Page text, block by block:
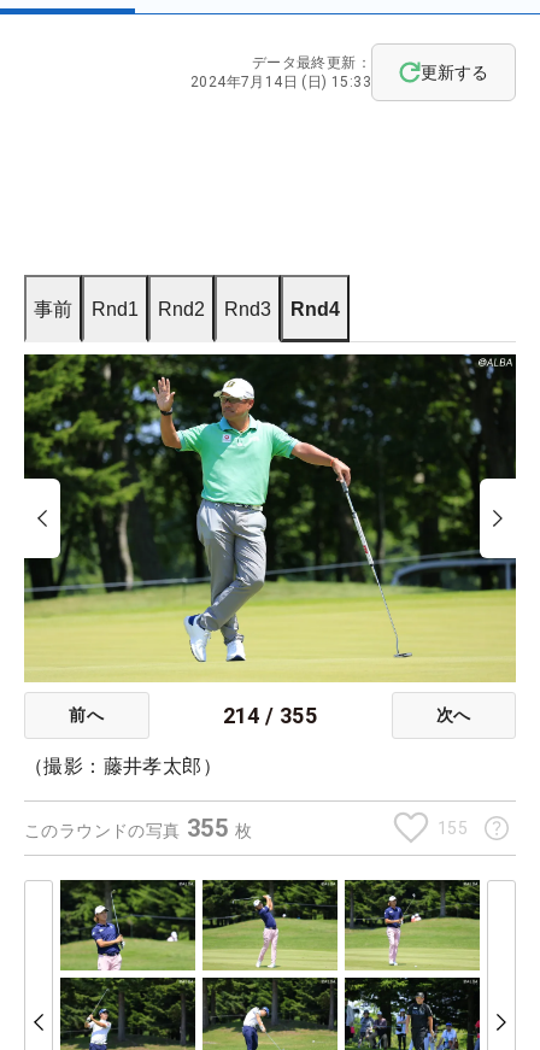
データ最終更新：
2024年7月14日 (日) 15:33
更新する
事前 Rnd1 Rnd2 Rnd3 Rnd4
前へ 214 / 355 次へ
（撮影：藤井孝太郎）
このラウンドの写真 355 枚 155